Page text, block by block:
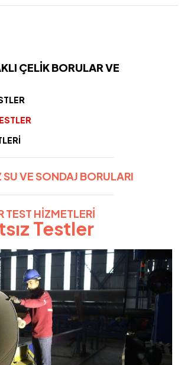
ÇELİK BORULAR VE
VE SONDAJ BORULARI
TEST HİZMETLERİ
Testler